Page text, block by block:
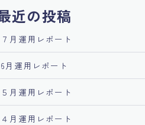
近の投稿
７月運用レポート
6月運用レポート
５月運用レポート
４月運用レポート